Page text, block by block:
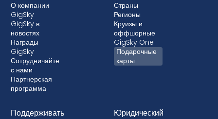
О компании
GigSky
GigSky в
новостях
Награды
GigSky
Сотрудничайте
с нами
Партнерская
программа
Страны
Регионы
Круизы и
оффшорные
GigSky One
Подарочные
карты
Поддерживать Юридический